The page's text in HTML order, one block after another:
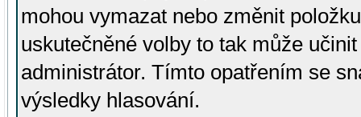
mohou vymazat nebo změnit
uskutečněné volby to tak může
administrátor. Tímto opatřením se
výsledky hlasování.